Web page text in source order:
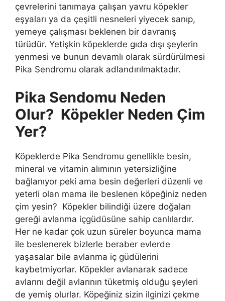
çevrelerini tanımaya çalışan yavru köpekler
eşyaları ya da çeşitli nesneleri yiyecek sanıp,
yemeye çalışması beklenen bir davranış
türüdür. Yetişkin köpeklerde gıda dışı şeylerin
yenmesi ve bunun devamlı olarak sürdürülmesi
Pika Sendromu olarak adlandırılmaktadır.
Pika Sendomu Neden
Olur? Köpekler Neden Çim
Yer?
Köpeklerde Pika Sendromu genellikle besin,
mineral ve vitamin alımının yetersizliğine
bağlanıyor peki ama besin değerleri düzenli ve
yeterli olan mama ile beslenen köpeğiniz neden
çim yesin? Köpekler bilindiği üzere doğaları
gereği avlanma içgüdüsüne sahip canlılardır.
Her ne kadar çok uzun süreler boyunca mama
ile beslenerek bizlerle beraber evlerde
yaşasalar bile avlanma iç güdülerini
kaybetmiyorlar. Köpekler avlanarak sadece
avlarını değil avlarının tüketmiş olduğu şeyleri
de yemiş olurlar. Köpeğiniz sizin ilginizi çekme